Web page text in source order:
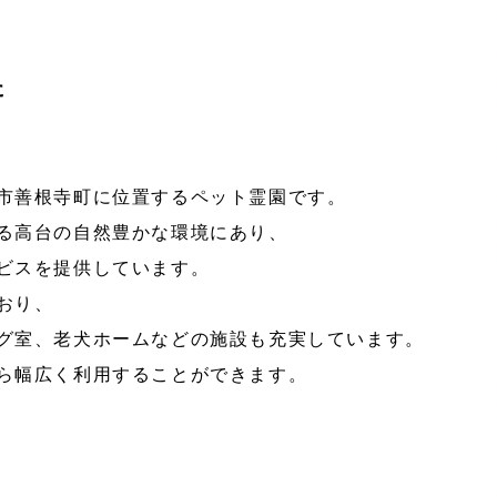
根寺町に位置するペット霊園です。
台の自然豊かな環境にあり、
を提供しています。
、
、老犬ホームなどの施設も充実しています。​
広く利用することができます。